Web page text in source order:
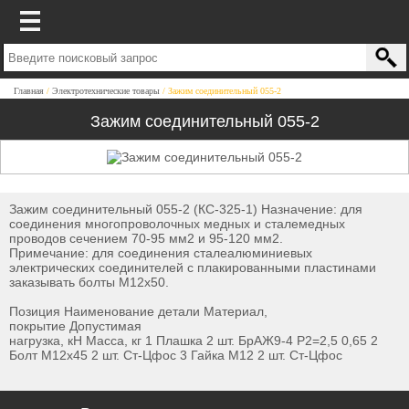
Главная Электротехнические товары Зажим соединительный 055-2
Зажим соединительный 055-2
Зажим соединительный 055-2 (КС-325-1) Назначение: для
соединения многопроволочных медных и сталемедных
проводов сечением 70-95 мм2 и 95-120 мм2.
Примечание: для соединения сталеалюминиевых
электрических соединителей с плакированными пластинами
заказывать болты М12x50.
Позиция Наименование детали Материал,
покрытие Допустимая
нагрузка, кН Масса, кг 1 Плашка 2 шт. БрАЖ9-4 P2=2,5 0,65 2
Болт М12x45 2 шт. Ст-Цфос 3 Гайка М12 2 шт. Ст-Цфос